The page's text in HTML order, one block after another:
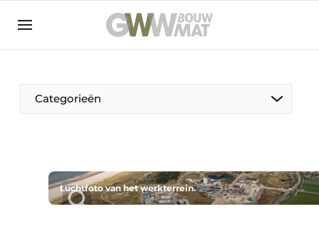
NL EN
Categorieën
De Pen
Vrouw in de bouw
Luchtfoto van het werkterrein.